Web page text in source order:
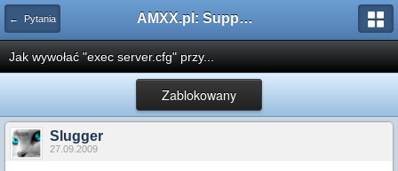
← Pytania AMXX.pl: Support AMX Mod X i SourceMod
Jak wywołać "exec server.cfg" przy...
Zablokowany
Slugger
27.09.2009